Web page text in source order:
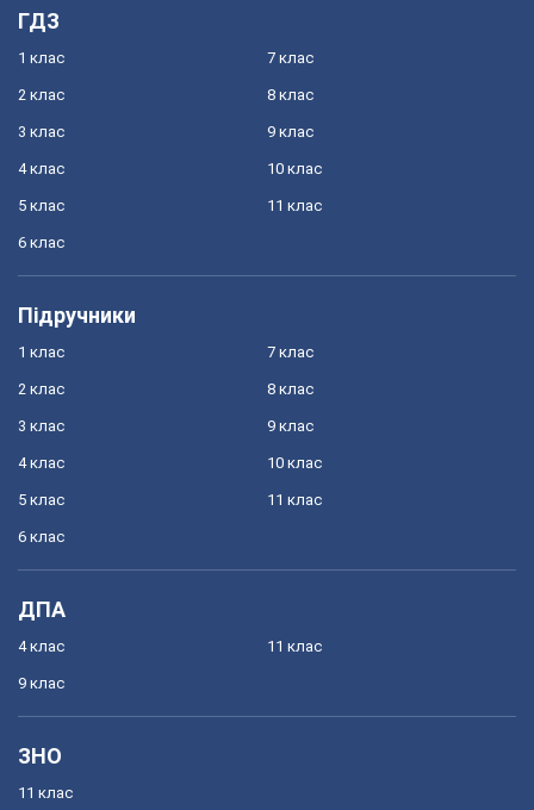
ГДЗ
1 клас
2 клас
3 клас
4 клас
5 клас
6 клас
7 клас
8 клас
9 клас
10 клас
11 клас
Підручники
1 клас
2 клас
3 клас
4 клас
5 клас
6 клас
7 клас
8 клас
9 клас
10 клас
11 клас
ДПА
4 клас
9 клас
11 клас
ЗНО
11 клас